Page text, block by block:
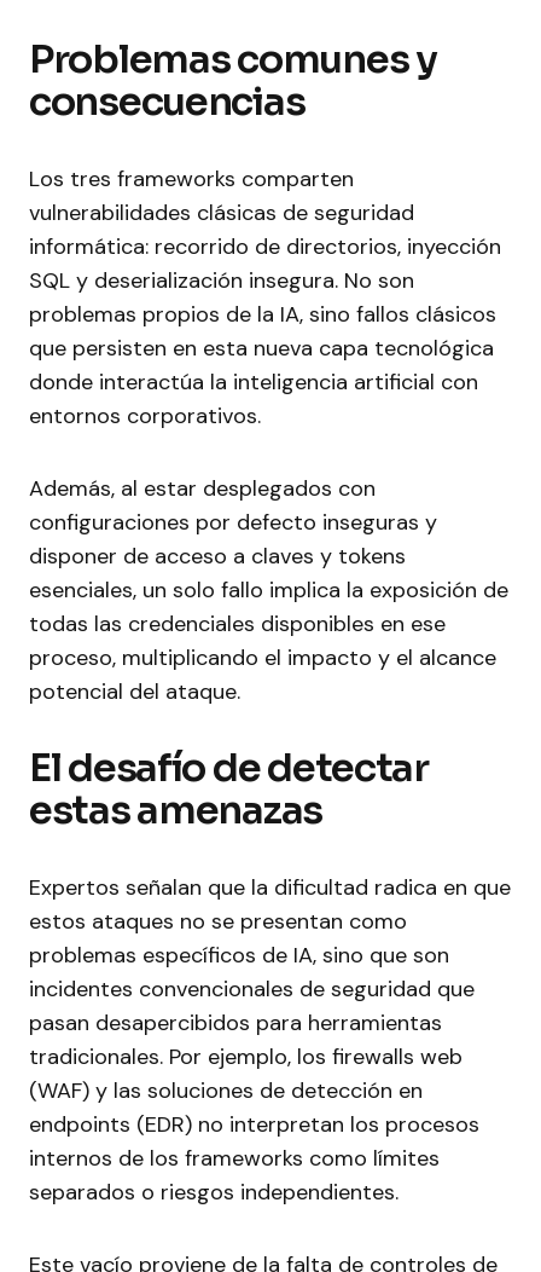
Problemas comunes y
consecuencias
Los tres frameworks comparten
vulnerabilidades clásicas de seguridad
informática: recorrido de directorios, inyección
SQL y deserialización insegura. No son
problemas propios de la IA, sino fallos clásicos
que persisten en esta nueva capa tecnológica
donde interactúa la inteligencia artificial con
entornos corporativos.
Además, al estar desplegados con
configuraciones por defecto inseguras y
disponer de acceso a claves y tokens
esenciales, un solo fallo implica la exposición de
todas las credenciales disponibles en ese
proceso, multiplicando el impacto y el alcance
potencial del ataque.
El desafío de detectar
estas amenazas
Expertos señalan que la dificultad radica en que
estos ataques no se presentan como
problemas específicos de IA, sino que son
incidentes convencionales de seguridad que
pasan desapercibidos para herramientas
tradicionales. Por ejemplo, los firewalls web
(WAF) y las soluciones de detección en
endpoints (EDR) no interpretan los procesos
internos de los frameworks como límites
separados o riesgos independientes.
Este vacío proviene de la falta de controles de